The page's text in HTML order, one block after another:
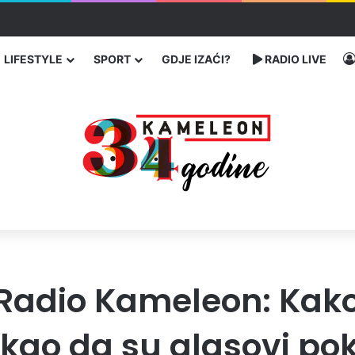
LIFESTYLE SPORT GDJE IZAĆI? RADIO LIVE
Kameleon:
da su glasovi